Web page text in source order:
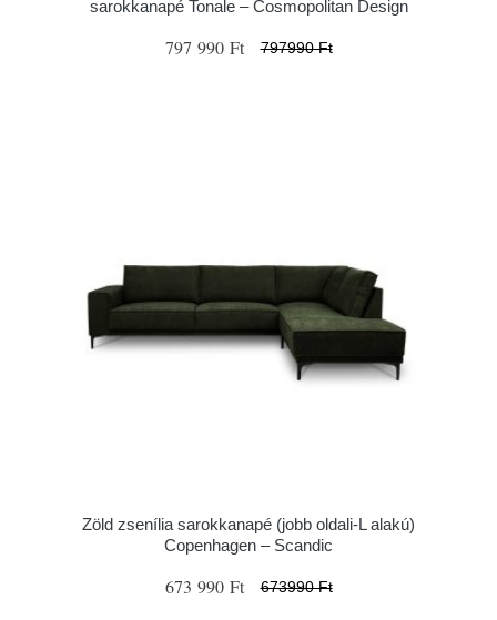
sarokkanapé Tonale – Cosmopolitan Design
797 990 Ft 797990 Ft
Zöld zsenília sarokkanapé (jobb oldali-L alakú)
Copenhagen – Scandic
673 990 Ft 673990 Ft